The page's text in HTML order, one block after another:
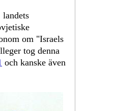
om "Israels
tog denna
och kanske även